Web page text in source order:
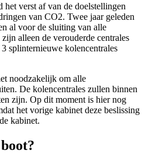
het verst af van de doelstellingen
van CO2. Twee jaar geleden
al voor de sluiting van alle
alleen de verouderde centrales
splinternieuwe kolencentrales
noodzakelijk om alle
De kolencentrales zullen binnen
zijn. Op dit moment is hier nog
het vorige kabinet deze beslissing
kabinet.